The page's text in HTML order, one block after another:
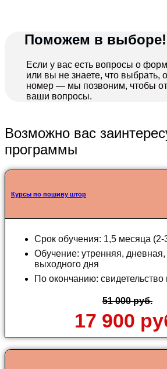
Поможем в выборе!
Если у вас есть вопросы о
или вы не знаете, что выбрать,
номер — мы позвоним, чтобы
ваши вопросы.
Возможно вас
программы
Курсы по пошиву штор
Срок обучения: 1,5 месяца
Обучение: утренняя, дневная,
выходного дня
По окончанию: свидетельство
51 000 руб.
17 900